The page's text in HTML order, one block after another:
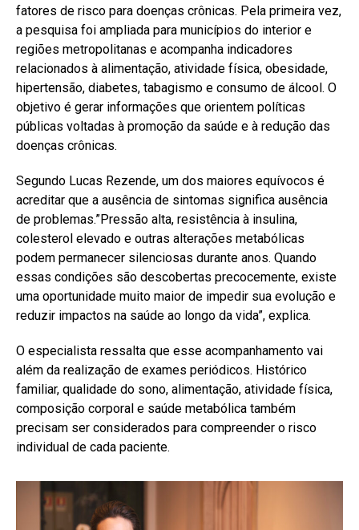
fatores de risco para doenças crônicas. Pela primeira vez,
a pesquisa foi ampliada para municípios do interior e
regiões metropolitanas e acompanha indicadores
relacionados à alimentação, atividade física, obesidade,
hipertensão, diabetes, tabagismo e consumo de álcool. O
objetivo é gerar informações que orientem políticas
públicas voltadas à promoção da saúde e à redução das
doenças crônicas.
Segundo Lucas Rezende, um dos maiores equívocos é
acreditar que a ausência de sintomas significa ausência
de problemas.”Pressão alta, resistência à insulina,
colesterol elevado e outras alterações metabólicas
podem permanecer silenciosas durante anos. Quando
essas condições são descobertas precocemente, existe
uma oportunidade muito maior de impedir sua evolução e
reduzir impactos na saúde ao longo da vida”, explica.
O especialista ressalta que esse acompanhamento vai
além da realização de exames periódicos. Histórico
familiar, qualidade do sono, alimentação, atividade física,
composição corporal e saúde metabólica também
precisam ser considerados para compreender o risco
individual de cada paciente.